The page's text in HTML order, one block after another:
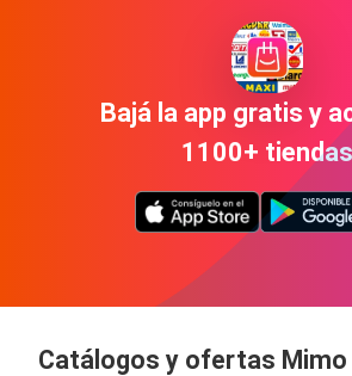
Bajá la app gratis y
1100+ tiendas
Catálogos y ofertas Mimo